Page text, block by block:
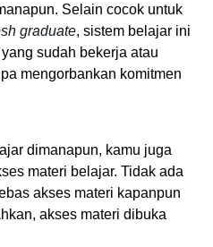
Selain cocok untuk
graduate, sistem belajar ini
sudah bekerja atau
mengorbankan komitmen
dimanapun, kamu juga
materi belajar. Tidak ada
akses materi kapanpun
akses materi dibuka